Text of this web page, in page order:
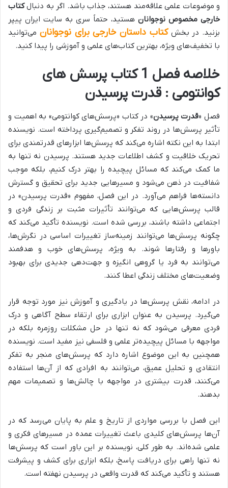
و موضوعات علمی علاقه‌مند هستند، جذاب باشد. اگر به دنبالکتاب
خارجی مخصوص نوجوانان هستید، حتماً سری به سایت ایران پیپر
بزنید. در بخشکتاب داستان خارجی برای نوجوانان می‌توانید
با تخفیف‌های ویژه، بهترین کتاب‌های علمی و آموزشی را پیدا کنید.
خلاصه فصل 1 کتاب پرسش های
کوانتومی : قدرت پرسیدن
فصل «قدرت پرسیدن» در کتاب «پرسش‌های کوانتومی» به اهمیت و
تأثیر پرسش‌ها در روند تفکر و تصمیم‌گیری پرداخته است. نویسنده
ابتدا به این نکته اشاره می‌کند که پرسش‌ها ابزارهای قدرتمندی برای
تحریک خلاقیت و کشف اطلاعات جدید هستند. پرسیدن نه تنها به
ما کمک می‌کند که مسائل پیچیده را بهتر درک کنیم، بلکه موجب
شفافیت در ذهن می‌شود و مسیرهایی جدید برای تحقیق و گسترش
دانسته‌ها فراهم می‌آورد. در این فصل، مفهوم «قدرت پرسیدن»در
قالب پرسش‌هایی که می‌توانند تأثیرات مثبت بر زندگی فردی و
اجتماعی داشته باشند، بررسی شده است. نویسنده تأکید می‌کند که
چگونه پرسش‌ها می‌توانند زمینه‌ساز تغییرات اساسی در نگرش‌ها،
باورها و رفتارها شوند. به ویژه، پرسش‌های خوب و هدفمند
می‌توانند به فرد یا گروهی انگیزه و جهت‌دهی جدیدی برای بهبود
وضعیت‌های مختلف زندگی اعطا کنند.
در ادامه، نقش پرسش‌ها در یادگیری و آموزشنیز مورد توجه قرار
می‌گیرد. پرسیدن به عنوان ابزاری برای ارتقاء سطح آگاهی و درک
فردی معرفی می‌شود که نه تنها در حل مشکلات روزمره بلکه در
مواجهه با مسائل پیچیده‌تر علمی و فلسفی نیز مفید است. نویسنده
همچنین به این موضوع اشاره دارد که پرسش‌های منجر به تفکر
انتقادی و تحلیل عمیق، می‌توانند به افرادی که از آن‌ها استفاده
می‌کنند، قدرت بیشتری در مواجهه با چالش‌ها و تصمیمات مهم
بدهند.
این فصل با بررسی مواردی از تاریخ و علم به پایان می‌رسد که در
آن‌ها پرسش‌های کلیدی باعث تغییرات عمده در مسیرهای فکری و
علمی شده‌اند. به طور کلی، نویسنده بر این باور است که پرسش‌ها
نه تنها راهی برای دریافت پاسخ، بلکه ابزاری برای کشف و پیشرفت
هستند و تأکید می‌کند که قدرت واقعی در پرسیدن نهفته است.